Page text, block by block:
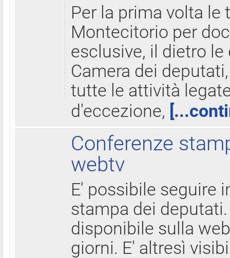
Per la prima volta le
Montecitorio per
esclusive, il dietro
Camera dei
tutte le attività
d'eccezione,
Conferenze
webtv
E' possibile seguire
stampa dei
disponibile sulla
giorni. E' altresì